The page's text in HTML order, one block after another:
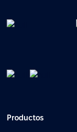
Productos